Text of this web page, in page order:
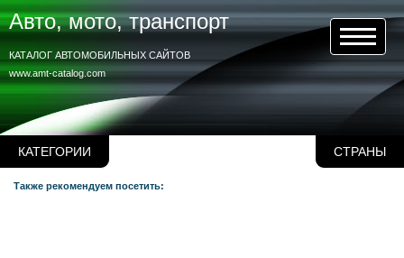
КАТЕГОРИИ СТРАНЫ
Авто, мото, транспорт
www.amt-catalog.com
КАТАЛОГ АВТОМОБИЛЬНЫХ САЙТОВ
Также рекомендуем посетить: